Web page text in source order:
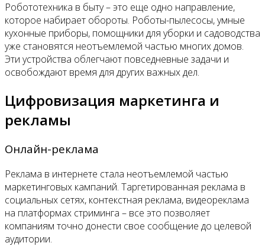
Робототехника в быту – это еще одно направление,
которое набирает обороты. Роботы-пылесосы, умные
кухонные приборы, помощники для уборки и садоводства
уже становятся неотъемлемой частью многих домов.
Эти устройства облегчают повседневные задачи и
освобождают время для других важных дел.
Цифровизация маркетинга и
рекламы
Онлайн-реклама
Реклама в интернете стала неотъемлемой частью
маркетинговых кампаний. Таргетированная реклама в
социальных сетях, контекстная реклама, видеореклама
на платформах стриминга – все это позволяет
компаниям точно донести свое сообщение до целевой
аудитории.